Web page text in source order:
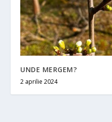
UNDE MERGEM?
2 aprilie 2024